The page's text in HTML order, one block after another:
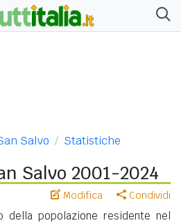
Salvo Statistiche
Salvo 2001-2024
Modifica Condividi
della popolazione residente nel